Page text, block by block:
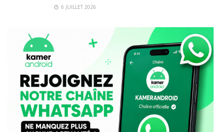
6 JUILLET 2026